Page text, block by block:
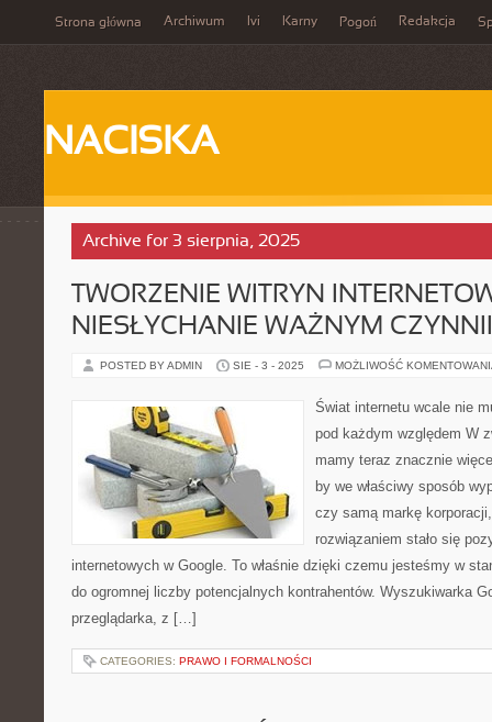
Strona główna Archiwum Ivi Karny Pogoń Redakcja
NACISKA
Archive for 3 sierpnia, 2025
TWORZENIE WITRYN
NIESŁYCHANIE WAŻNYM
POSTED BY ADMIN SIE - 3 - 2025 MOŻLIWOŚĆ
Świat internetu wcale nie
pod każdym względem W
mamy teraz znacznie
by we właściwy sposób
czy samą markę
rozwiązaniem stało się
internetowych w Google. To właśnie dzięki czemu jesteśmy w
do ogromnej liczby potencjalnych kontrahentów. Wyszukiwarka
przeglądarka, z […]
CATEGORIES: PRAWO I FORMALNOŚCI